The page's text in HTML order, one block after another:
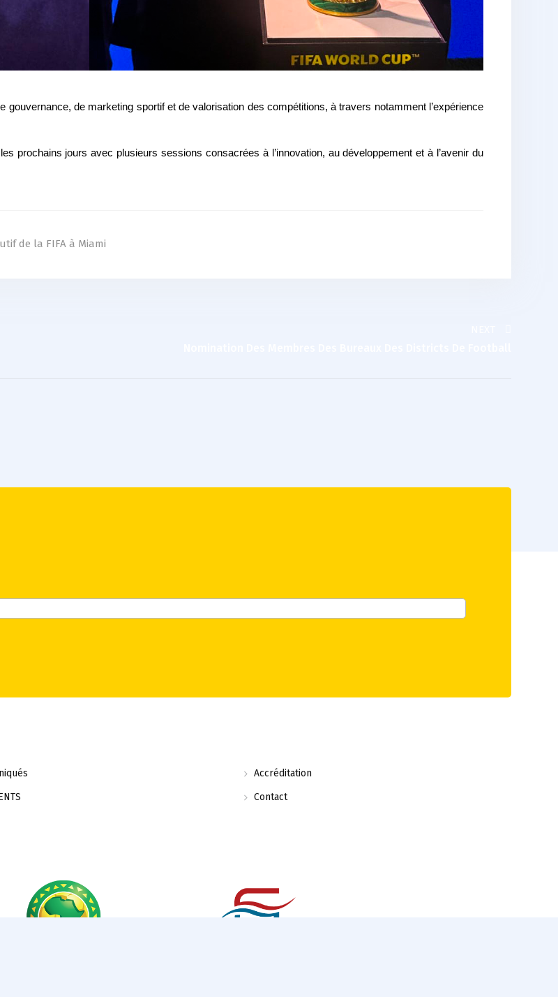
de marketing sportif et de valorisation des compétitions, à travers notamment l’expérience
prochains jours avec plusieurs sessions consacrées à l’innovation, au développement et à l’avenir du
de la FIFA à Miami
Accréditation
Contact